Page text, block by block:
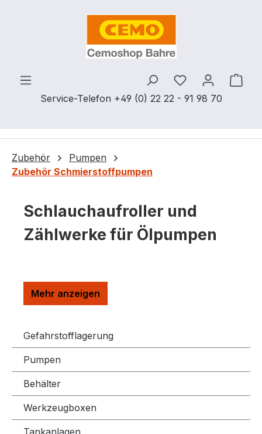
Zum Hauptinhalt springen
Service-Telefon +49 (0) 22 22 - 91 98 70
Du hast 0
Zubehör
Pumpen
Zubehör Schmierstoffpumpen
Schlauchaufroller und
Zählwerke für Ölpumpen
Gefahrstofflagerung
Pumpen
Behälter
Werkzeugboxen
Tankanlagen